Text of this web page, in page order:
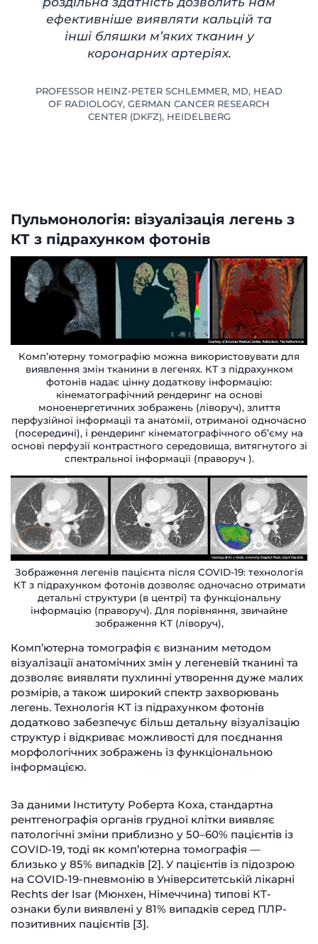
ефективніше виявляти кальцій та
інші бляшки м’яких тканин у
коронарних артеріях.
PROFESSOR HEINZ-PETER SCHLEMMER, MD, HEAD
OF RADIOLOGY, GERMAN CANCER RESEARCH
CENTER (DKFZ), HEIDELBERG
Пульмонологія: візуалізація легень з
КТ з підрахунком фотонів
Комп’ютерну томографію можна використовувати для
виявлення змін тканини в легенях. КТ з підрахунком
фотонів надає цінну додаткову інформацію:
кінематографічний рендеринг на основі
моноенергетичних зображень (ліворуч), злиття
перфузійної інформації та анатомії, отриманої одночасно
(посередині), і рендеринг кінематографічного об’єму на
основі перфузії контрастного середовища, витягнутого зі
спектральної інформації (праворуч ).
Зображення легенів пацієнта після COVID-19: технологія
КТ з підрахунком фотонів дозволяє одночасно отримати
детальні структури (в центрі) та функціональну
інформацію (праворуч). Для порівняння, звичайне
зображення КТ (ліворуч),
Комп’ютерна томографія є визнаним методом
візуалізації анатомічних змін у легеневій тканині та
дозволяє виявляти пухлинні утворення дуже малих
розмірів, а також широкий спектр захворювань
легень. Технологія КТ із підрахунком фотонів
додатково забезпечує більш детальну візуалізацію
структур і відкриває можливості для поєднання
морфологічних зображень із функціональною
інформацією.
За даними Інституту Роберта Коха, стандартна
рентгенографія органів грудної клітки виявляє
патологічні зміни приблизно у 50–60% пацієнтів із
COVID-19, тоді як комп’ютерна томографія —
близько у 85% випадків [2]. У пацієнтів із підозрою
на COVID-19-пневмонію в Університетській лікарні
Rechts der Isar (Мюнхен, Німеччина) типові КТ-
ознаки були виявлені у 81% випадків серед ПЛР-
позитивних пацієнтів [3].